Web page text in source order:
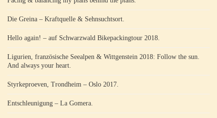
Die Greina – Kraftquelle & Sehnsuchtsort.
Hello again! – auf Schwarzwald Bikepackingtour 2018.
Ligurien, französische Seealpen & Wittgenstein 2018: Follow the sun.
And always your heart.
Styrkeproeven, Trondheim – Oslo 2017.
Entschleunigung – La Gomera.